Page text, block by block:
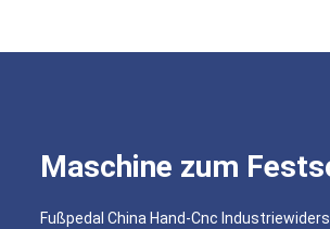
Maschine zum
Fußpedal China Hand-Cnc